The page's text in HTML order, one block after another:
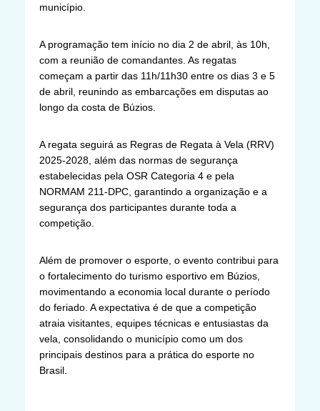
município.
A programação tem início no dia 2 de abril, às 10h,
com a reunião de comandantes. As regatas
começam a partir das 11h/11h30 entre os dias 3 e 5
de abril, reunindo as embarcações em disputas ao
longo da costa de Búzios.
A regata seguirá as Regras de Regata à Vela (RRV)
2025-2028, além das normas de segurança
estabelecidas pela OSR Categoria 4 e pela
NORMAM 211-DPC, garantindo a organização e a
segurança dos participantes durante toda a
competição.
Além de promover o esporte, o evento contribui para
o fortalecimento do turismo esportivo em Búzios,
movimentando a economia local durante o período
do feriado. A expectativa é de que a competição
atraia visitantes, equipes técnicas e entusiastas da
vela, consolidando o município como um dos
principais destinos para a prática do esporte no
Brasil.